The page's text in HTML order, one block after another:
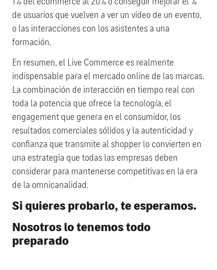
de usuarios que vuelven a ver un video de un evento,
o las interacciones con los asistentes a una
formación.
En resumen, el Live Commerce es realmente
indispensable para el mercado online de las marcas.
La combinación de interacción en tiempo real con
toda la potencia que ofrece la tecnología, el
engagement que genera en el consumidor, los
resultados comerciales sólidos y la autenticidad y
confianza que transmite al shopper lo convierten en
una estrategia que todas las empresas deben
considerar para mantenerse competitivas en la era
de la omnicanalidad.
Si quieres probarlo, te esperamos.
Nosotros lo tenemos todo
preparado